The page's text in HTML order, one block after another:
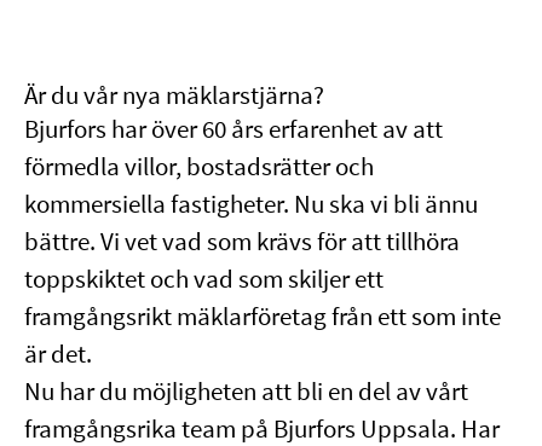
Är du vår nya mäklarstjärna?
Bjurfors har över 60 års erfarenhet av att
förmedla villor, bostadsrätter och
kommersiella fastigheter. Nu ska vi bli ännu
bättre. Vi vet vad som krävs för att tillhöra
toppskiktet och vad som skiljer ett
framgångsrikt mäklarföretag från ett som inte
är det.
Nu har du möjligheten att bli en del av vårt
framgångsrika team på Bjurfors Uppsala. Har